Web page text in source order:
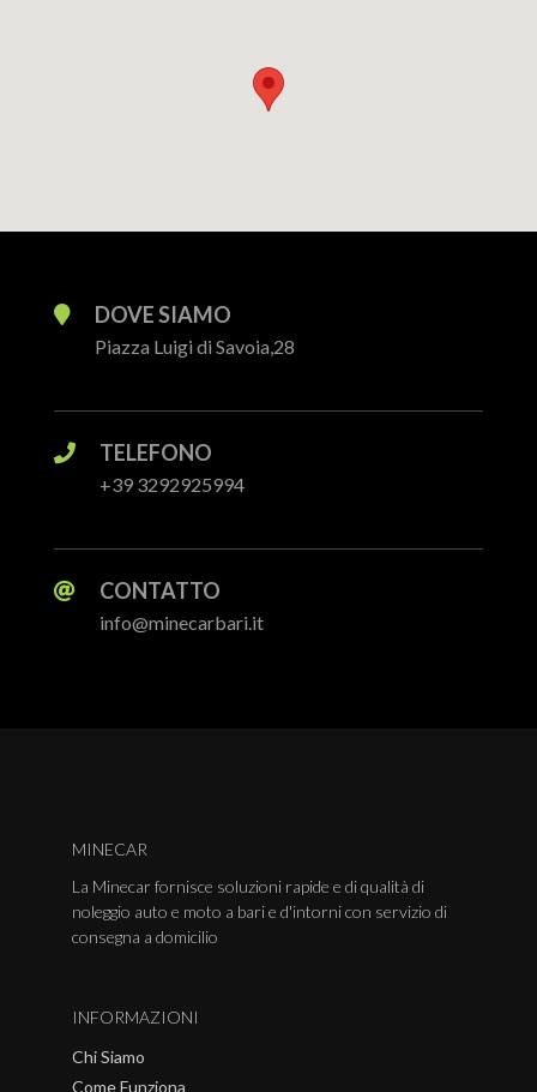
DOVE SIAMO
Piazza Luigi di Savoia,28
TELEFONO
+39 3292925994
CONTATTO
info@minecarbari.it
MINECAR
La Minecar fornisce soluzioni rapide e di qualità di
noleggio auto e moto a bari e d'intorni con servizio di
consegna a domicilio
INFORMAZIONI
Chi Siamo
Come Funziona